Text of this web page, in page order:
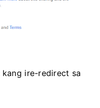
ire-redirect sa